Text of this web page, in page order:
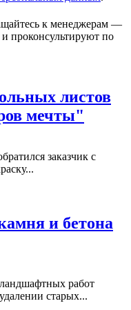
к менеджерам —
проконсультируют по
листов
мечты"
заказчик с
и бетона
работ
старых...